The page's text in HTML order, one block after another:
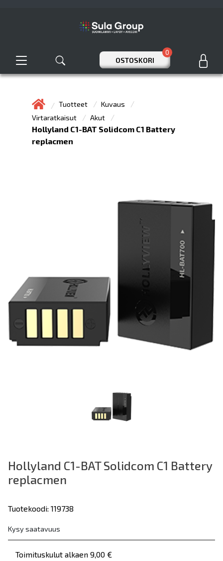
OSTOSKORI
0
Tuotteet
Kuvaus
Virtaratkaisut
Akut
Hollyland C1-BAT Solidcom C1 Battery
replacmen
Hollyland C1-BAT Solidcom C1 Battery
replacmen
Tuotekoodi: 119738
Kysy saatavuus
Toimituskulut alkaen 9,00 €